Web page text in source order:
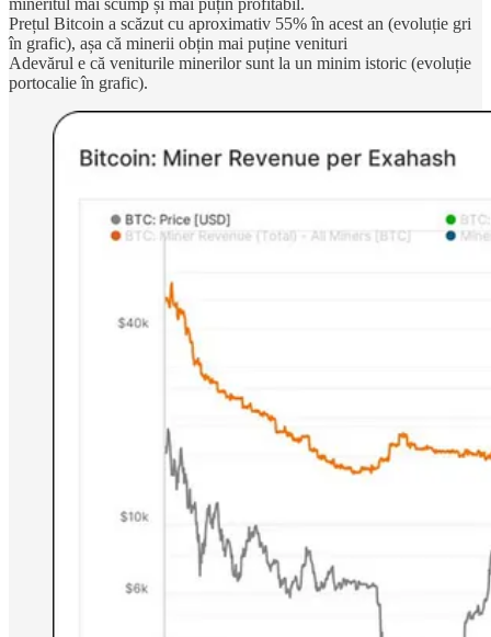
mineritul mai scump și mai puțin profitabil.
Prețul Bitcoin a scăzut cu aproximativ 55% în acest an (evoluție gri
în grafic), așa că minerii obțin mai puține venituri
Adevărul e că veniturile minerilor sunt la un minim istoric (evoluție
portocalie în grafic).